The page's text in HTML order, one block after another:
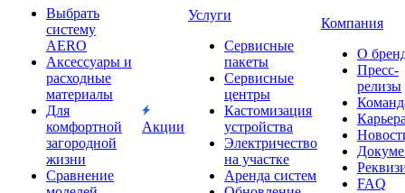
Выбрать
систему
AERO
Аксессуары и
расходные
материалы
Для
комфортной
загородной
жизни
Сравнение
Акции
Услуги
Сервисные
пакеты
Сервисные
центры
Кастомизация
устройства
Электричество
на участке
Аренда систем
Компания
О
Пресс-
релизы
FAQ